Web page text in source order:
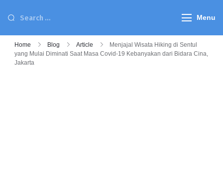
Menu
Home Blog Article
Menjajal Wisata Hiking di Sentul
yang Mulai Diminati Saat Masa Covid-19 Kebanyakan dari Bidara Cina,
Jakarta